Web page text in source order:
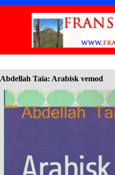
Aller au contenu
Abdellah Taïa: Arabisk vemod